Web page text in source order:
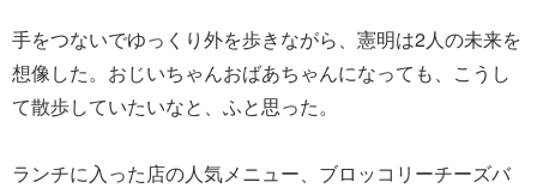
手をつないでゆっくり外を歩きながら、憲明は2人の未来を
想像した。おじいちゃんおばあちゃんになっても、こうし
て散歩していたいなと、ふと思った。
ランチに入った店の人気メニュー、ブロッコリーチーズバ